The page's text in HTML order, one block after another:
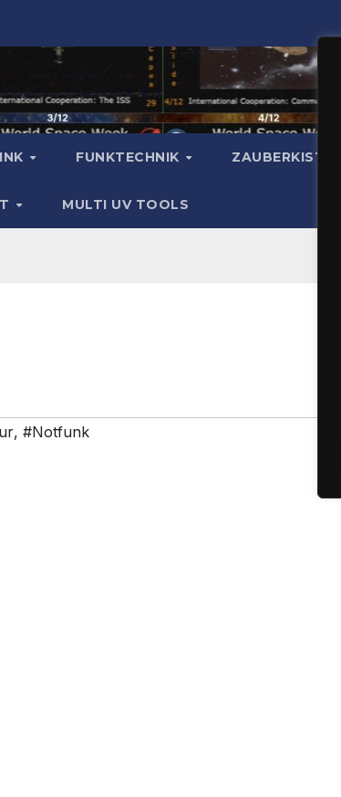
FUNKTECHNIK ZAUBERKISTE
MULTI UV TOOLS
, #Notfunk